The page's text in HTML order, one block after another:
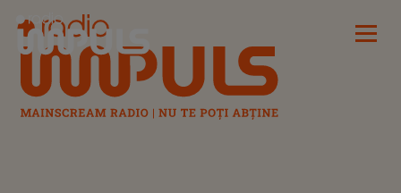
Radio Impuls